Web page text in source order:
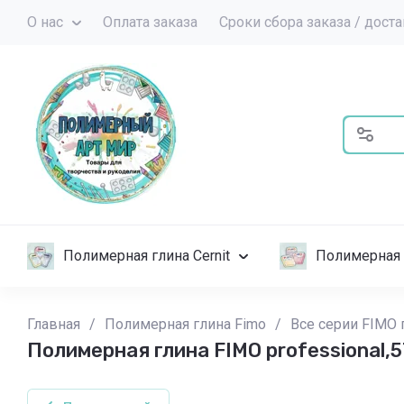
О нас Оплата заказа Сроки сбора заказа /
Полимерная глина Cernit Полимерная
Главная / Полимерная глина Fimo / Все серии FIMO
Полимерная глина FIMO